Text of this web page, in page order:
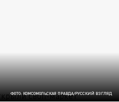
ФОТО: КОМСОМОЛЬСКАЯ ПРАВДА/РУССКИЙ ВЗГЛЯД